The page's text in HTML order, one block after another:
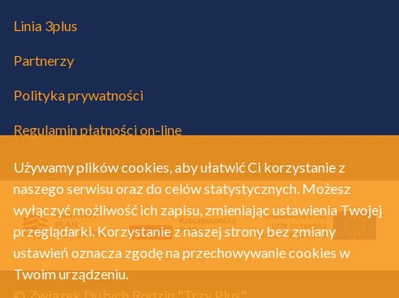
Linia 3plus
Partnerzy
Polityka prywatności
Regulamin płatności on-line
Używamy plików cookies, aby ułatwić Ci korzystanie z
naszego serwisu oraz do celów statystycznych. Możesz
wyłączyć możliwość ich zapisu, zmieniając ustawienia Twojej
przeglądarki. Korzystanie z naszej strony bez zmiany
ustawień oznacza zgodę na przechowywanie cookies w
Twoim urządzeniu.